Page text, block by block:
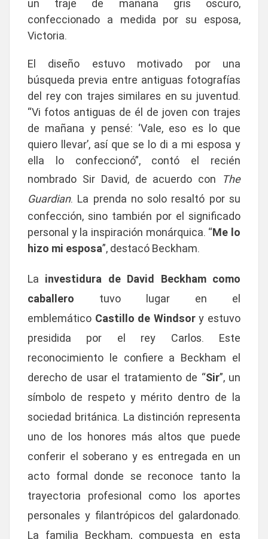
un traje de mañana gris oscuro,
confeccionado a medida por su esposa,
Victoria.
El diseño estuvo motivado por una
búsqueda previa entre antiguas fotografías
del rey con trajes similares en su juventud.
“Vi fotos antiguas de él de joven con trajes
de mañana y pensé: ‘Vale, eso es lo que
quiero llevar’, así que se lo di a mi esposa y
ella lo confeccionó”, contó el recién
nombrado Sir David, de acuerdo con
The
Guardian. La prenda no solo resaltó por su
confección, sino también por el significado
personal y la inspiración monárquica. “Me lo
hizo mi esposa”, destacó Beckham.
La investidura de David Beckham como
caballero
tuvo lugar en el
emblemático Castillo de Windsor y estuvo
presidida por el rey Carlos. Este
reconocimiento le confiere a Beckham el
derecho de usar el tratamiento de “Sir”, un
símbolo de respeto y mérito dentro de la
sociedad británica. La distinción representa
uno de los honores más altos que puede
conferir el soberano y es entregada en un
acto formal donde se reconoce tanto la
trayectoria profesional como los aportes
personales y filantrópicos del galardonado.
La familia Beckham, compuesta en esta